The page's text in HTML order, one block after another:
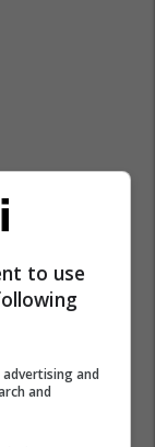
to use
and
and